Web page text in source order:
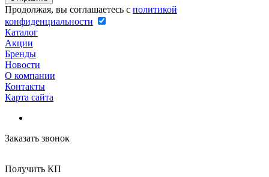
Продолжая, вы соглашаетесь с политикой
конфиденциальности
Каталог
Акции
Бренды
Новости
О компании
Контакты
Карта сайта
Заказать звонок
Получить КП